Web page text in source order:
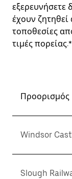
εξερευνήσετε
έχουν
τοποθεσίες
τιμές πορείας.*
Προορισμός
Windsor
Slough